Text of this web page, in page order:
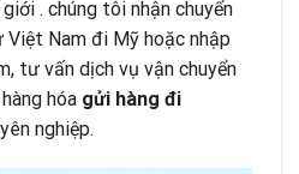
. chúng tôi nhận chuyển
Việt Nam đi Mỹ hoặc nhập
tư vấn dịch vụ vận chuyển
hóa gửi hàng đi
nghiệp.